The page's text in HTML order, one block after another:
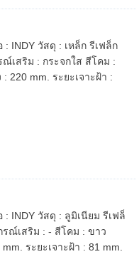
: INDY วัสดุ : เหล็ก รีเฟล็ก
ณ์เสริม : กระจกใส สีโคม :
220 mm. ระยะเจาะฝ้า :
: INDY วัสดุ : ลูมิเนียม รีเฟล็
รณ์เสริม : - สีโคม : ขาว
ระยะเจาะฝ้า : 81 mm.